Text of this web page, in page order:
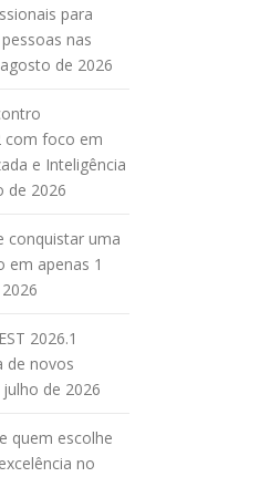
para
nas
de 2026
com foco em
e Inteligência
de 2026
conquistar uma
em apenas 1
2026.1
de novos
julho de 2026
quem escolhe
no